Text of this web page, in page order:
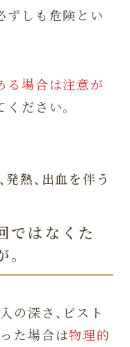
ずしも危険とい
る場合は注意が
ださい。
熱、出血を伴う
ではなくた
の深さ、ピスト
た場合は物理的